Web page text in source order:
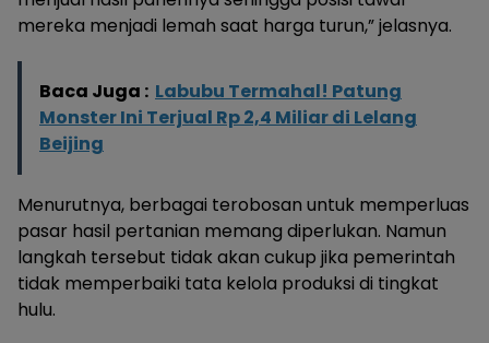
mereka menjadi lemah saat harga turun,” jelasnya.
Baca Juga : Labubu Termahal! Patung
Monster Ini Terjual Rp 2,4 Miliar di Lelang
Beijing
Menurutnya, berbagai terobosan untuk memperluas
pasar hasil pertanian memang diperlukan. Namun
langkah tersebut tidak akan cukup jika pemerintah
tidak memperbaiki tata kelola produksi di tingkat
hulu.